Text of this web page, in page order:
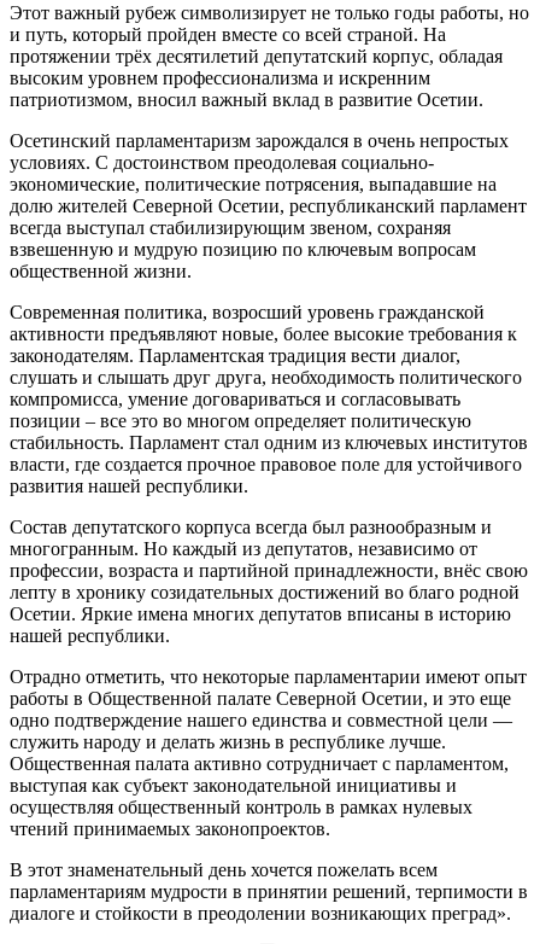
Этот важный рубеж символизирует не только годы работы, но
и путь, который пройден вместе со всей страной. На
протяжении трёх десятилетий депутатский корпус, обладая
высоким уровнем профессионализма и искренним
патриотизмом, вносил важный вклад в развитие Осетии.
Осетинский парламентаризм зарождался в очень непростых
условиях. С достоинством преодолевая социально-
экономические, политические потрясения, выпадавшие на
долю жителей Северной Осетии, республиканский парламент
всегда выступал стабилизирующим звеном, сохраняя
взвешенную и мудрую позицию по ключевым вопросам
общественной жизни.
Современная политика, возросший уровень гражданской
активности предъявляют новые, более высокие требования к
законодателям. Парламентская традиция вести диалог,
слушать и слышать друг друга, необходимость политического
компромисса, умение договариваться и согласовывать
позиции – все это во многом определяет политическую
стабильность. Парламент стал одним из ключевых институтов
власти, где создается прочное правовое поле для устойчивого
развития нашей республики.
Состав депутатского корпуса всегда был разнообразным и
многогранным. Но каждый из депутатов, независимо от
профессии, возраста и партийной принадлежности, внёс свою
лепту в хронику созидательных достижений во благо родной
Осетии. Яркие имена многих депутатов вписаны в историю
нашей республики.
Отрадно отметить, что некоторые парламентарии имеют опыт
работы в Общественной палате Северной Осетии, и это еще
одно подтверждение нашего единства и совместной цели —
служить народу и делать жизнь в республике лучше.
Общественная палата активно сотрудничает с парламентом,
выступая как субъект законодательной инициативы и
осуществляя общественный контроль в рамках нулевых
чтений принимаемых законопроектов.
В этот знаменательный день хочется пожелать всем
парламентариям мудрости в принятии решений, терпимости в
диалоге и стойкости в преодолении возникающих преград».